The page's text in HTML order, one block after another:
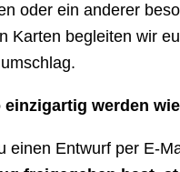
oder ein anderer
Karten begleiten wir
werden
einen Entwurf per E-